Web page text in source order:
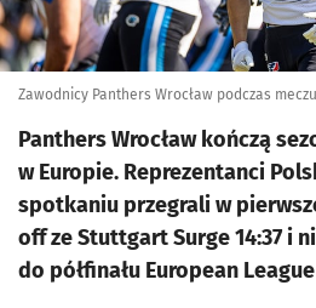
Zawodnicy Panthers Wrocław podczas meczu
Panthers Wrocław kończą
w Europie. Reprezentanci
spotkaniu przegrali w
off ze Stuttgart Surge 14:37 i
do półfinału European